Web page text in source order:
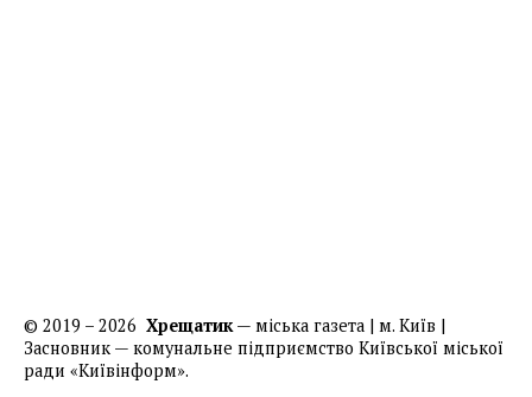
© 2019 – 2026 Хрещатик— міська газета | м. Київ |
Засновник — комунальне підприємство Київської міської
ради «Київінформ».